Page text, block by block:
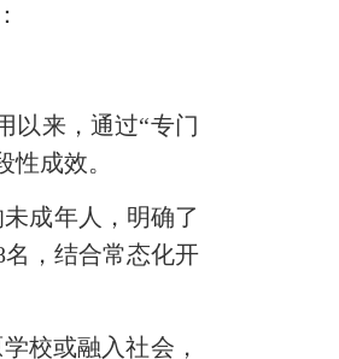
以来，通过“专门
性成效。
成年人，明确了
， 结合常态化开
校或融入社会，